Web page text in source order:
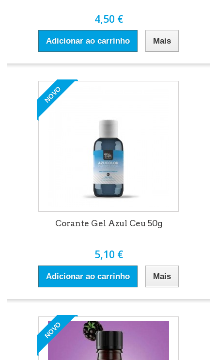
4,50 €
Adicionar ao carrinho Mais
NOVO
Corante Gel Azul Ceu 50g
5,10 €
Adicionar ao carrinho Mais
NOVO